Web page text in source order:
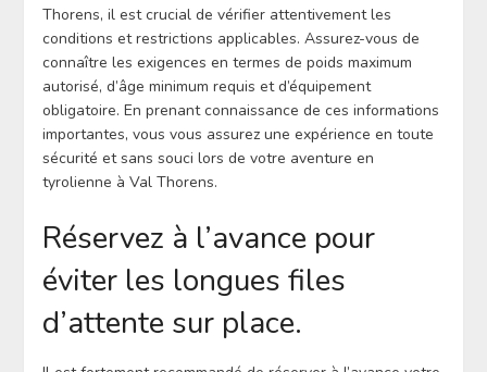
Thorens, il est crucial de vérifier attentivement les
conditions et restrictions applicables. Assurez-vous de
connaître les exigences en termes de poids maximum
autorisé, d’âge minimum requis et d’équipement
obligatoire. En prenant connaissance de ces informations
importantes, vous vous assurez une expérience en toute
sécurité et sans souci lors de votre aventure en
tyrolienne à Val Thorens.
Réservez à l’avance pour
éviter les longues files
d’attente sur place.